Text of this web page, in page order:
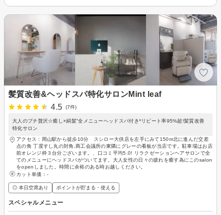
髪質改善&ヘッドスパ特化サロンMint leaf
4.5
(7件)
大人のプチ贅沢☆癒し×絹髪”全メニューヘッドスパ付き*リピート率95%超!髪質改善
特化サロン
アクセス：岡山駅から徒歩10分 スシロー大供店を左手にみて150m北に進んだ交差
点の角 丁度すし丸の対角,商工会議所の東隣にグレーの看板が当店です。駐車場はお店
前オレンジ枠３台分ございます。、口コミ平均5.0! リラクゼーションヘアサロンで全
てのメニューにヘッドスパがついてます。大人女性の日々の疲れを癒す為にこのsalon
をopenしました。時間に余裕のある時お越しください。
カット単価： -
◎ 本日空席あり ポイントが貯まる・使える
スペシャルメニュー